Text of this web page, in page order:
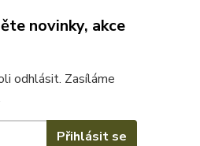
novinky, akce
odhlásit. Zasíláme
Přihlásit se